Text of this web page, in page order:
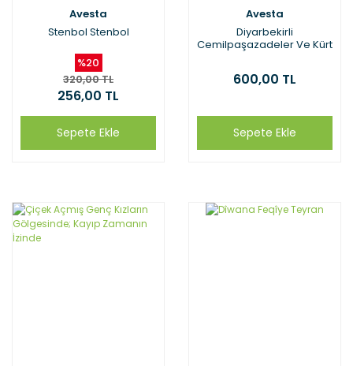
Avesta
Stenbol Stenbol
%20
320,00 TL
256,00 TL
Sepete Ekle
Avesta
Diyarbekirli
Cemilpaşazadeler Ve Kürt
600,00 TL
Sepete Ekle